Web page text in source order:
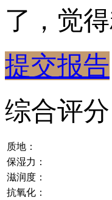
了，觉
提交报告
综合评分
质地：
保湿力：
滋润度：
抗氧化：